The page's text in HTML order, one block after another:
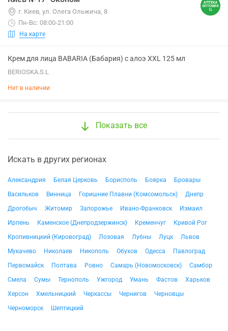
г. Киев, ул. Олега Ольжича, 8
Пн-Вс: 08:00-21:00
На карте
Крем для лица BABARIA (Бабария) с алоэ XXL 125 мл
BERIOSKA.S.L
Нет в наличии
Показать все
Искать в других регионах
Александрия Белая Церковь Борисполь Боярка
Бровары
Васильков
Винница Горишние Плавни (Комсомольск)
Днепр
Дрогобыч
Житомир Запорожье Ивано-Франковск
Измаил
Ирпень
Каменское (Днепродзержинск) Кременчуг
Кривой Рог
Кропивницкий (Кировоград)
Лозовая Лубны Луцк
Львов
Мукачево
Николаев Никополь Обухов Одесса
Павлоград
Первомайск
Полтава Ровно Самарь (Новомосковск)
Самбор
Смела
Сумы Тернополь Ужгород Умань Фастов
Харьков
Херсон
Хмельницкий Черкассы Чернигов
Черновцы
Черноморск
Шептицкий